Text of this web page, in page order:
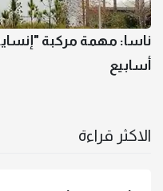
ناسا: مهمة مركبة
أسابيع
الاكثر قراءة